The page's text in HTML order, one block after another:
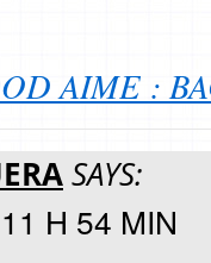
AIME :
SAYS:
H 54 MIN